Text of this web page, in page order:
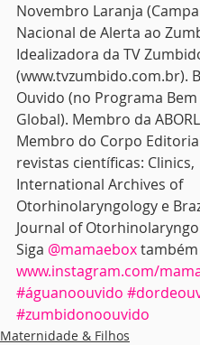
Novembro Laranja
Nacional de Alerta ao
Idealizadora da TV
(www.tvzumbido.com.br).
Ouvido (no Programa
Global). Membro da
Membro do Corpo
revistas científicas: Clinics,
International Archives of
Otorhinolaryngology e
Journal of
Siga @mamaebox
www.instagram.com/
#águanoouvido
#zumbidonoouvido
Maternidade & Filhos